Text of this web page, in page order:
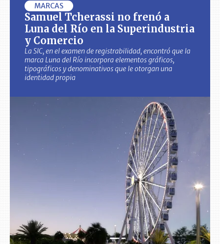
MARCAS
Samuel Tcherassi no frenó a
Luna del Río en la Superindustria
y Comercio
La SIC, en el examen de registrabilidad, encontró que la
marca Luna del Río incorpora elementos gráficos,
tipográficos y denominativos que le otorgan una
identidad propia